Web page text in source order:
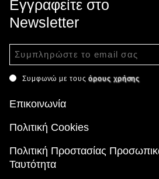
Εγγραφείτε στο
Newsletter
Συμφωνώ με τουςόρους χρήσης
Επικοινωνία
Πολιτική Cookies
Πολιτική Προστασίας
Ταυτότητα